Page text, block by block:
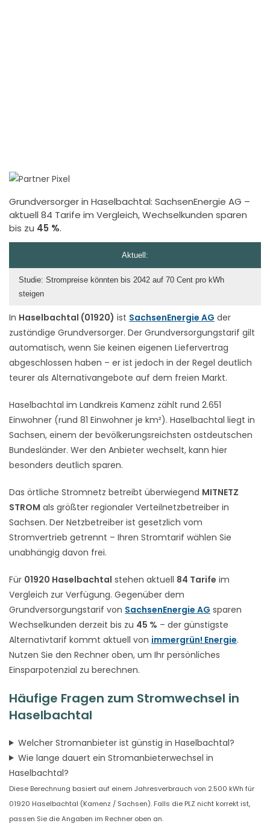
Grundversorger in Haselbachtal: SachsenEnergie AG –
aktuell 84 Tarife im Vergleich, Wechselkunden sparen
bis zu 45 %.
In Haselbachtal (01920) ist SachsenEnergie AG der
zuständige Grundversorger. Der Grundversorgungstarif gilt
automatisch, wenn Sie keinen eigenen Liefervertrag
abgeschlossen haben – er ist jedoch in der Regel deutlich
teurer als Alternativangebote auf dem freien Markt.
Haselbachtal im Landkreis Kamenz zählt rund 2.651
Einwohner (rund 81 Einwohner je km²). Haselbachtal liegt in
Sachsen, einem der bevölkerungsreichsten ostdeutschen
Bundesländer. Wer den Anbieter wechselt, kann hier
besonders deutlich sparen.
Das örtliche Stromnetz betreibt überwiegend MITNETZ
STROM als größter regionaler Verteilnetzbetreiber in
Sachsen. Der Netzbetreiber ist gesetzlich vom
Stromvertrieb getrennt – Ihren Stromtarif wählen Sie
unabhängig davon frei.
Für 01920 Haselbachtal stehen aktuell 84 Tarife im
Vergleich zur Verfügung. Gegenüber dem
Grundversorgungstarif von SachsenEnergie AG sparen
Wechselkunden derzeit bis zu 45 % – der günstigste
Alternativtarif kommt aktuell von immergrün! Energie.
Nutzen Sie den Rechner oben, um Ihr persönliches
Einsparpotenzial zu berechnen.
Häufige Fragen zum Stromwechsel in
Haselbachtal
Welcher Stromanbieter ist günstig in Haselbachtal?
Wie lange dauert ein Stromanbieterwechsel in
Haselbachtal?
Diese Berechnung basiert auf einem Jahresverbrauch von 2.500 kWh für
01920 Haselbachtal (Kamenz / Sachsen). Falls die PLZ nicht korrekt ist,
passen Sie die Angaben im Rechner oben an.
Aktuell:
Studie: Strompreise könnten bis 2042 auf 70 Cent pro kWh
steigen